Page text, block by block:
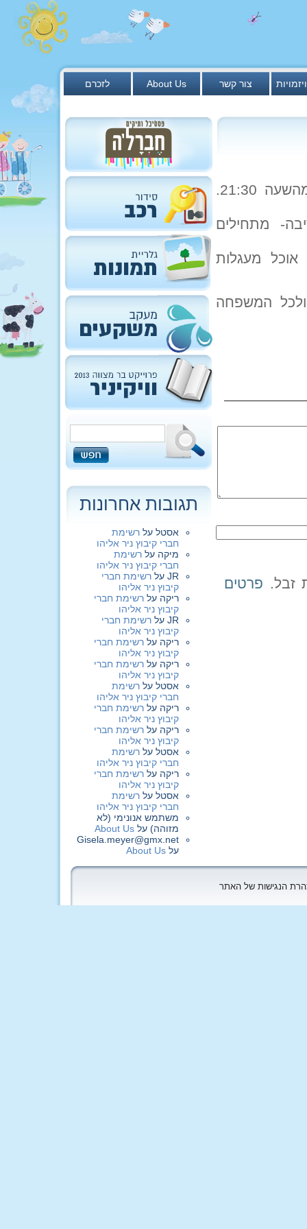
לזכרם About Us צור קשר
מתחילים
מעגלות
לילדים ולכל המשפחה
פרטים
תגובות אחרונות
אסטל על רשימת
חברי קיבוץ ניר אליהו
מיקה על רשימת
חברי קיבוץ ניר אליהו
JR על רשימת חברי
קיבוץ ניר אליהו
ריקה על רשימת חברי
קיבוץ ניר אליהו
JR על רשימת חברי
קיבוץ ניר אליהו
ריקה על רשימת חברי
קיבוץ ניר אליהו
ריקה על רשימת חברי
קיבוץ ניר אליהו
אסטל על רשימת
חברי קיבוץ ניר אליהו
ריקה על רשימת חברי
קיבוץ ניר אליהו
ריקה על רשימת חברי
קיבוץ ניר אליהו
אסטל על רשימת
חברי קיבוץ ניר אליהו
ריקה על רשימת חברי
קיבוץ ניר אליהו
אסטל על רשימת
חברי קיבוץ ניר אליהו
משתמש אנונימי (לא
מזוהה) על About Us
Gisela.meyer@gmx.net
על About Us
הנגישות של האתר